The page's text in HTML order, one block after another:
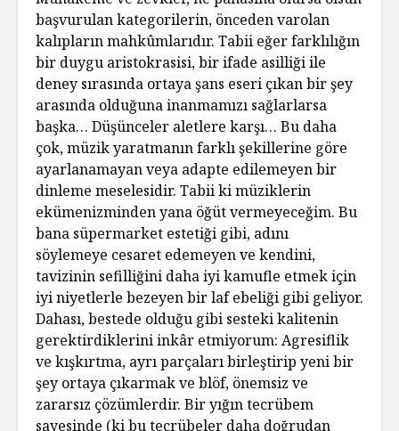
başvurulan kategorilerin, önceden varolan
kalıpların mahkûmlarıdır. Tabii eğer farklılığın
bir duygu aristokrasisi, bir ifade asilliği ile
deney sırasında ortaya şans eseri çıkan bir şey
arasında olduğuna inanmamızı sağlarlarsa
başka… Düşünceler aletlere karşı… Bu daha
çok, müzik yaratmanın farklı şekillerine göre
ayarlanamayan veya adapte edilemeyen bir
dinleme meselesidir. Tabii ki müziklerin
ekümenizminden yana öğüt vermeyeceğim. Bu
bana süpermarket estetiği gibi, adını
söylemeye cesaret edemeyen ve kendini,
tavizinin sefilliğini daha iyi kamufle etmek için
iyi niyetlerle bezeyen bir laf ebeliği gibi geliyor.
Dahası, bestede olduğu gibi sesteki kalitenin
gerektirdiklerini inkâr etmiyorum: Agresiflik
ve kışkırtma, ayrı parçaları birleştirip yeni bir
şey ortaya çıkarmak ve blöf, önemsiz ve
zararsız çözümlerdir. Bir yığın tecrübem
sayesinde (ki bu tecrübeler daha doğrudan